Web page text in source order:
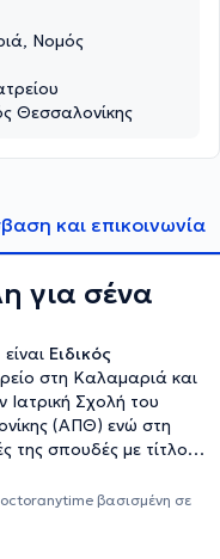
Νομός
Θεσσαλονίκης
και επικοινωνία
για σένα
είναι Ειδικός
στη Καλαμαριά και
Σχολή του
(ΑΠΘ) ενώ στη
με τίτλο
υποψήφιος Διδάκτορας
Θεσσαλονίκης στο
βασισμένη σε